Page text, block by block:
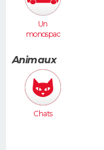
Un
monospac
Xsara
Picasso...)
Animaux
Chats